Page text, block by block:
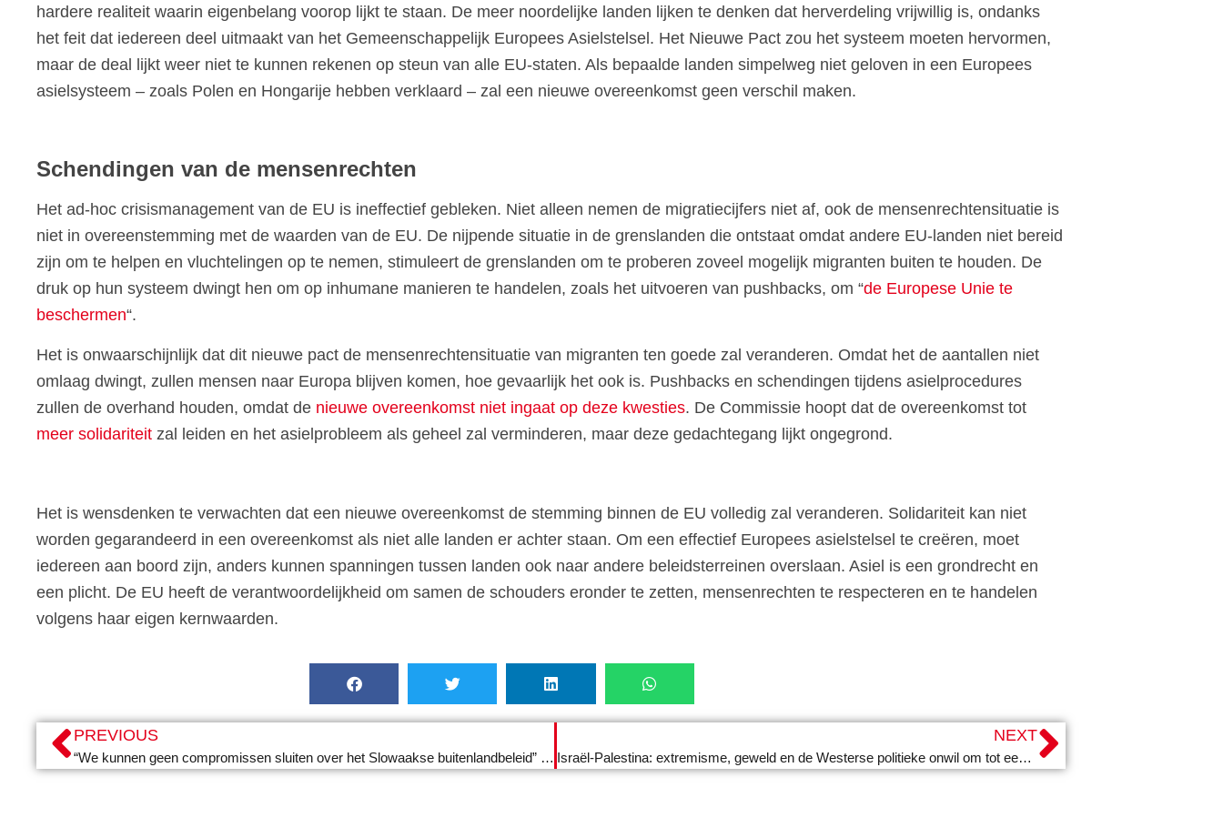
hardere realiteit waarin eigenbelang voorop lijkt te staan. De meer noordelijke landen lijken te denken dat herverdeling vrijwillig is, ondanks
het feit dat iedereen deel uitmaakt van het Gemeenschappelijk Europees Asielstelsel. Het Nieuwe Pact zou het systeem moeten hervormen,
maar de deal lijkt weer niet te kunnen rekenen op steun van alle EU-staten. Als bepaalde landen simpelweg niet geloven in een Europees
asielsysteem – zoals Polen en Hongarije hebben verklaard – zal een nieuwe overeenkomst geen verschil maken.
Schendingen van de mensenrechten
Het ad-hoc crisismanagement van de EU is ineffectief gebleken. Niet alleen nemen de migratiecijfers niet af, ook de mensenrechtensituatie is
niet in overeenstemming met de waarden van de EU. De nijpende situatie in de grenslanden die ontstaat omdat andere EU-landen niet bereid
zijn om te helpen en vluchtelingen op te nemen, stimuleert de grenslanden om te proberen zoveel mogelijk migranten buiten te houden. De
druk op hun systeem dwingt hen om op inhumane manieren te handelen, zoals het uitvoeren van pushbacks, om “de Europese Unie te
beschermen“.
Het is onwaarschijnlijk dat dit nieuwe pact de mensenrechtensituatie van migranten ten goede zal veranderen. Omdat het de aantallen niet
omlaag dwingt, zullen mensen naar Europa blijven komen, hoe gevaarlijk het ook is. Pushbacks en schendingen tijdens asielprocedures
zullen de overhand houden, omdat de nieuwe overeenkomst niet ingaat op deze kwesties. De Commissie hoopt dat de overeenkomst tot
meer solidariteit zal leiden en het asielprobleem als geheel zal verminderen, maar deze gedachtegang lijkt ongegrond.
Het is wensdenken te verwachten dat een nieuwe overeenkomst de stemming binnen de EU volledig zal veranderen. Solidariteit kan niet
worden gegarandeerd in een overeenkomst als niet alle landen er achter staan. Om een effectief Europees asielstelsel te creëren, moet
iedereen aan boord zijn, anders kunnen spanningen tussen landen ook naar andere beleidsterreinen overslaan. Asiel is een grondrecht en
een plicht. De EU heeft de verantwoordelijkheid om samen de schouders eronder te zetten, mensenrechten te respecteren en te handelen
volgens haar eigen kernwaarden.
PREVIOUS
“We kunnen geen compromissen sluiten over het Slowaakse buitenlandbeleid” – interview na de verkiezingen met Peter Kmec (Hlas)
NEXT
Israël-Palestina: extremisme, geweld en de Westerse politieke onwil om tot een duurzame oplossing te komen